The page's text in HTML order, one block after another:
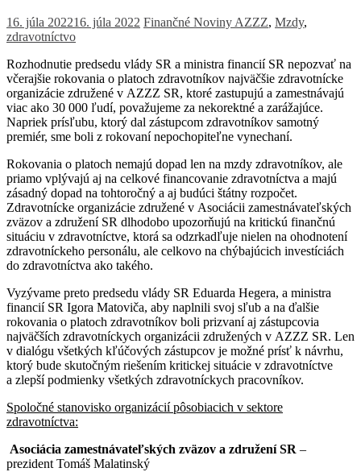
16. júla 202216. júla 2022 Finančné Noviny AZZZ, Mzdy,
zdravotníctvo
Rozhodnutie predsedu vlády SR a ministra financií SR nepozvať na
včerajšie rokovania o platoch zdravotníkov najväčšie zdravotnícke
organizácie združené v AZZZ SR, ktoré zastupujú a zamestnávajú
viac ako 30 000 ľudí, považujeme za nekorektné a zarážajúce.
Napriek prísľubu, ktorý dal zástupcom zdravotníkov samotný
premiér, sme boli z rokovaní nepochopiteľne vynechaní.
Rokovania o platoch nemajú dopad len na mzdy zdravotníkov, ale
priamo vplývajú aj na celkové financovanie zdravotníctva a majú
zásadný dopad na tohtoročný a aj budúci štátny rozpočet.
Zdravotnícke organizácie združené v Asociácii zamestnávateľských
zväzov a združení SR dlhodobo upozorňujú na kritickú finančnú
situáciu v zdravotníctve, ktorá sa odzrkadľuje nielen na ohodnotení
zdravotníckeho personálu, ale celkovo na chýbajúcich investíciách
do zdravotníctva ako takého.
Vyzývame preto predsedu vlády SR Eduarda Hegera, a ministra
financií SR Igora Matoviča, aby naplnili svoj sľub a na ďalšie
rokovania o platoch zdravotníkov boli prizvaní aj zástupcovia
najväčších zdravotníckych organizácii združených v AZZZ SR. Len
v dialógu všetkých kľúčových zástupcov je možné prísť k návrhu,
ktorý bude skutočným riešením kritickej situácie v zdravotníctve
a zlepší podmienky všetkých zdravotníckych pracovníkov.
Spoločné stanovisko organizácií pôsobiacich v sektore
zdravotníctva:
Asociácia zamestnávateľských zväzov a združení SR –
prezident Tomáš Malatinský